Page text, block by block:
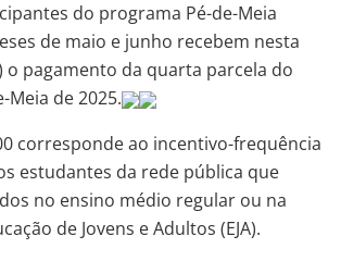
do programa Pé-de-Meia
de maio e junho recebem nesta
o pagamento da quarta parcela do
Meia de 2025.
corresponde ao incentivo-frequência
estudantes da rede pública que
no ensino médio regular ou na
de Jovens e Adultos (EJA).